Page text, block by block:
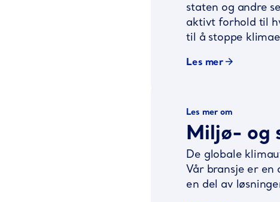
staten og andre
aktivt forhold til
til å stoppe
Les mer
Les mer om
Miljø- og
De globale
Vår bransje er en
en del av